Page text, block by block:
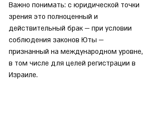
Важно понимать: с юридической точки
зрения это полноценный и
действительный брак — при условии
соблюдения законов Юты —
признанный на международном уровне,
в том числе для целей регистрации в
Израиле.